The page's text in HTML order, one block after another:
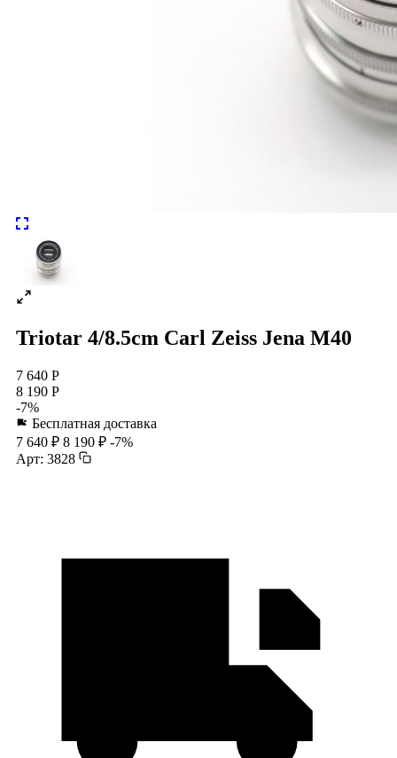
Triotar 4/8.5cm Carl Zeiss Jena M40
7 640 Р
8 190 Р
-7%
Бесплатная доставка
7 640 ₽ 8 190 ₽ -7%
Арт: 3828